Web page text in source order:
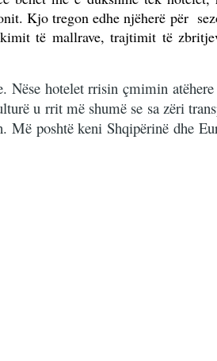
Kjo tregon edhe njëherë për
të mallrave, trajtimit të
Nëse hotelet rrisin çmimin
u rrit më shumë se sa zëri
poshtë keni Shqipërinë dhe